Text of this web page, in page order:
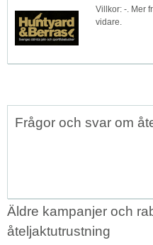
Villkor: -. Mer
vidare.
Frågor och svar om
Äldre kampanjer och
åteljaktutrustning